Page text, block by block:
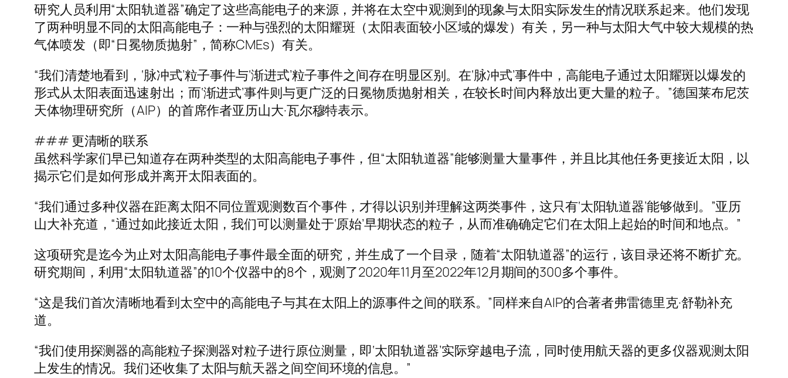
研究人员利用“太阳轨道器”确定了这些高能电子的来源，并将在太空中观测到的现象与太阳实际发生的情况联系起来。他们发现
了两种明显不同的太阳高能电子：一种与强烈的太阳耀斑（太阳表面较小区域的爆发）有关，另一种与太阳大气中较大规模的热
气体喷发（即“日冕物质抛射”，简称CMEs）有关。
“我们清楚地看到，‘脉冲式’粒子事件与‘渐进式’粒子事件之间存在明显区别。在‘脉冲式’事件中，高能电子通过太阳耀斑以爆发的
形式从太阳表面迅速射出；而‘渐进式’事件则与更广泛的日冕物质抛射相关，在较长时间内释放出更大量的粒子。”德国莱布尼茨
天体物理研究所（AIP）的首席作者亚历山大·瓦尔穆特表示。
### 更清晰的联系
虽然科学家们早已知道存在两种类型的太阳高能电子事件，但“太阳轨道器”能够测量大量事件，并且比其他任务更接近太阳，以
揭示它们是如何形成并离开太阳表面的。
“我们通过多种仪器在距离太阳不同位置观测数百个事件，才得以识别并理解这两类事件，这只有‘太阳轨道器’能够做到。”亚历
山大补充道，“通过如此接近太阳，我们可以测量处于‘原始’早期状态的粒子，从而准确确定它们在太阳上起始的时间和地点。”
这项研究是迄今为止对太阳高能电子事件最全面的研究，并生成了一个目录，随着“太阳轨道器”的运行，该目录还将不断扩充。
研究期间，利用“太阳轨道器”的10个仪器中的8个，观测了2020年11月至2022年12月期间的300多个事件。
“这是我们首次清晰地看到太空中的高能电子与其在太阳上的源事件之间的联系。”同样来自AIP的合著者弗雷德里克·舒勒补充
道。
“我们使用探测器的高能粒子探测器对粒子进行原位测量，即‘太阳轨道器’实际穿越电子流，同时使用航天器的更多仪器观测太阳
上发生的情况。我们还收集了太阳与航天器之间空间环境的信息。”